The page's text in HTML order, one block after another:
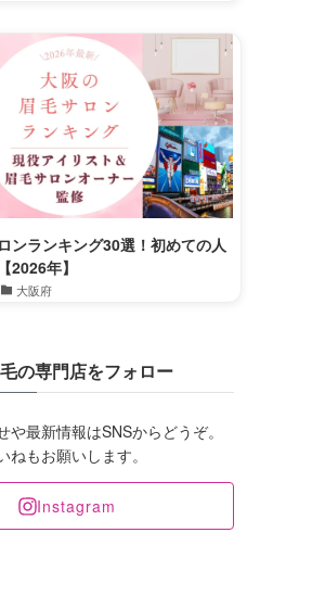
ンランキング30選！初めての人
2026年】
大阪府
の専門店をフォロー
や最新情報はSNSからどうぞ。
ねもお願いします。
Instagram